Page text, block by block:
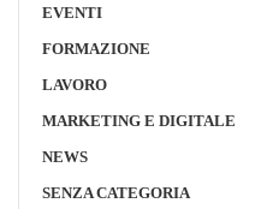
EVENTI
FORMAZIONE
LAVORO
MARKETING E DIGITALE
NEWS
SENZA CATEGORIA